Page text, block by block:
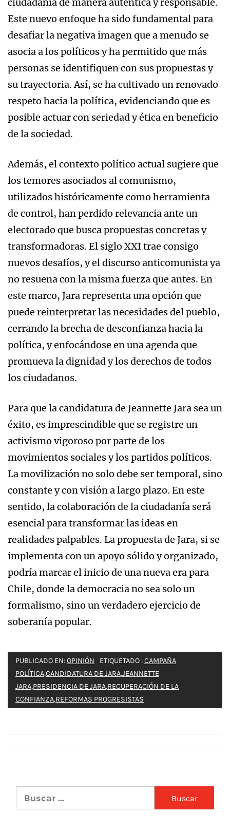
ciudadanía de manera auténtica y responsable.
Este nuevo enfoque ha sido fundamental para
desafiar la negativa imagen que a menudo se
asocia a los políticos y ha permitido que más
personas se identifiquen con sus propuestas y
su trayectoria. Así, se ha cultivado un renovado
respeto hacia la política, evidenciando que es
posible actuar con seriedad y ética en beneficio
de la sociedad.
Además, el contexto político actual sugiere que
los temores asociados al comunismo,
utilizados históricamente como herramienta
de control, han perdido relevancia ante un
electorado que busca propuestas concretas y
transformadoras. El siglo XXI trae consigo
nuevos desafíos, y el discurso anticomunista ya
no resuena con la misma fuerza que antes. En
este marco, Jara representa una opción que
puede reinterpretar las necesidades del pueblo,
cerrando la brecha de desconfianza hacia la
política, y enfocándose en una agenda que
promueva la dignidad y los derechos de todos
los ciudadanos.
Para que la candidatura de Jeannette Jara sea un
éxito, es imprescindible que se registre un
activismo vigoroso por parte de los
movimientos sociales y los partidos políticos.
La movilización no solo debe ser temporal, sino
constante y con visión a largo plazo. En este
sentido, la colaboración de la ciudadanía será
esencial para transformar las ideas en
realidades palpables. La propuesta de Jara, si se
implementa con un apoyo sólido y organizado,
podría marcar el inicio de una nueva era para
Chile, donde la democracia no sea solo un
formalismo, sino un verdadero ejercicio de
soberanía popular.
PUBLICADO EN:OPINIÓN ETIQUETADO :CAMPAÑA
POLÍTICA,CANDIDATURA DE JARA,JEANNETTE
JARA,PRESIDENCIA DE JARA,RECUPERACIÓN DE LA
CONFIANZA,REFORMAS PROGRESISTAS
Buscar: